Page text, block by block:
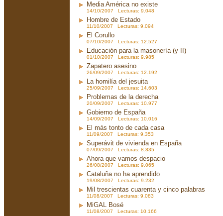
Media América no existe
14/10/2007 Lecturas: 9.048
Hombre de Estado
11/10/2007 Lecturas: 9.094
El Corullo
07/10/2007 Lecturas: 12.527
Educación para la masonería (y II)
01/10/2007 Lecturas: 9.985
Zapatero asesino
26/09/2007 Lecturas: 12.192
La homilía del jesuita
25/09/2007 Lecturas: 14.603
Problemas de la derecha
20/09/2007 Lecturas: 10.977
Gobierno de España
14/09/2007 Lecturas: 10.016
El más tonto de cada casa
11/09/2007 Lecturas: 9.353
Superávit de vivienda en España
07/09/2007 Lecturas: 8.835
Ahora que vamos despacio
26/08/2007 Lecturas: 9.065
Cataluña no ha aprendido
19/08/2007 Lecturas: 9.232
Mil trescientas cuarenta y cinco palabras
11/08/2007 Lecturas: 9.083
MiGAL Bosé
11/08/2007 Lecturas: 10.166